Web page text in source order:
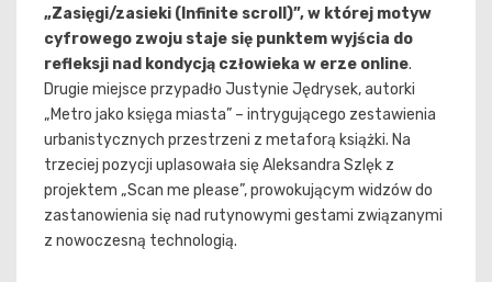
„Zasięgi/zasieki (Infinite scroll)”, w której motyw
cyfrowego zwoju staje się punktem wyjścia do
refleksji nad kondycją człowieka w erze online.
Drugie miejsce przypadło Justynie Jędrysek, autorki
„Metro jako księga miasta” – intrygującego zestawienia
urbanistycznych przestrzeni z metaforą książki. Na
trzeciej pozycji uplasowała się Aleksandra Szlęk z
projektem „Scan me please”, prowokującym widzów do
zastanowienia się nad rutynowymi gestami związanymi
z nowoczesną technologią.